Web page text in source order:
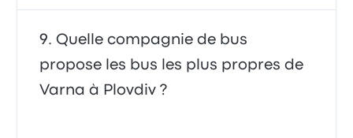
Quelle compagnie de bus
propose les bus les plus propres de
Varna à Plovdiv ?